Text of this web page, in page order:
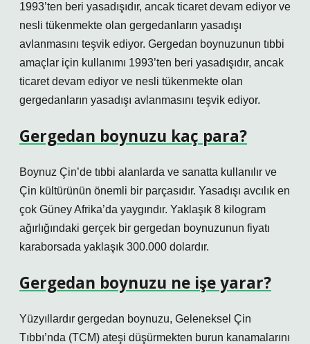
1993’ten beri yasadışıdır, ancak ticaret devam ediyor ve
nesli tükenmekte olan gergedanların yasadışı
avlanmasını teşvik ediyor. Gergedan boynuzunun tıbbi
amaçlar için kullanımı 1993’ten beri yasadışıdır, ancak
ticaret devam ediyor ve nesli tükenmekte olan
gergedanların yasadışı avlanmasını teşvik ediyor.
Gergedan boynuzu kaç para?
Boynuz Çin’de tıbbi alanlarda ve sanatta kullanılır ve
Çin kültürünün önemli bir parçasıdır. Yasadışı avcılık en
çok Güney Afrika’da yaygındır. Yaklaşık 8 kilogram
ağırlığındaki gerçek bir gergedan boynuzunun fiyatı
karaborsada yaklaşık 300.000 dolardır.
Gergedan boynuzu ne işe yarar?
Yüzyıllardır gergedan boynuzu, Geleneksel Çin
Tıbbı’nda (TCM) ateşi düşürmekten burun kanamalarını